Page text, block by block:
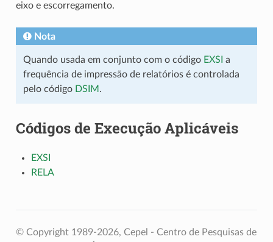
eixo e escorregamento.
Nota
Quando usada em conjunto com o código EXSI a
frequência de impressão de relatórios é controlada
pelo código DSIM .
Códigos de Execução Aplicáveis
EXSI
RELA
© Copyright 1989-2026, Cepel - Centro de Pesquisas de